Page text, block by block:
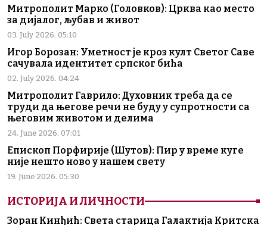
Митрополит Марко (Головков): Црква као место
за дијалог, љубав и живот
03. July 2026. 05:10
Игор Борозан: Уметност је кроз култ Светог Саве
сачувала идентитет српског бића
02. July 2026. 04:24
Митрополит Гаврило: Духовник треба да се
труди да његове речи не буду у супротности са
његовим животом и делима
24. June 2026. 07:01
Епископ Порфирије (Шутов): Пир у време куге
није нешто ново у нашем свету
19. June 2026. 05:30
ИСТОРИЈА И ЛИЧНОСТИ
Зоран Кинђић: Света старица Галактија Критска